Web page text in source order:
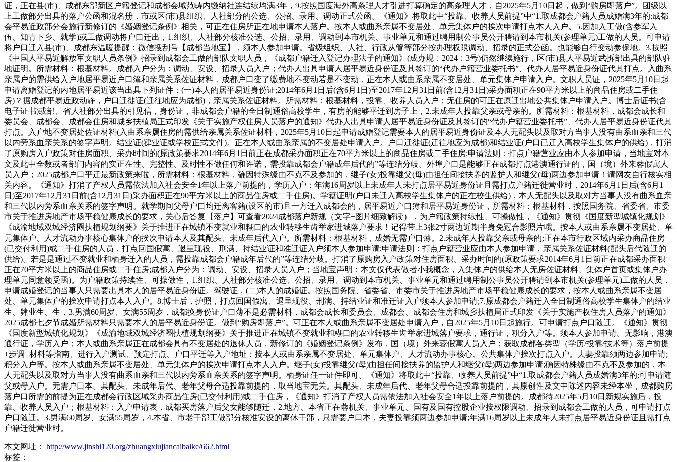
证，正在县(市)、成都东部新区户籍登记和成都会域范畴内缴纳社连结续均满3年，9.按照国度海外高条理人才引进打算确定的高条理人才，自2025年5月10日起，做到“购房即落户”。团级以
上工做部分出具的落户公函和混名册，市或区(市)县组织、人社部分的公选、公招、录用、调动正式公函。《通知》将取此中“投靠、收养人员前提”中“1.取成都会户籍人员成婚满3年的;成都
会平易近政部分会施行新修订的《婚姻登记条例》相关，可正在住房所正在地申请本人落户。按本人或曲系亲属不变居处、单元集体户的挨次申请打点本人入户。5.因加入工做(含参军入
伍、知青下乡、就学)或工做调动将户口迁出，1.组织、人社部分核准公选、公招、录用、调动到本市机关、事业单元和通过聘用制公事员公开聘请到本市机关(参理单元)工做的人员。可申请
将户口迁入县(市)、成都东温暖提醒：微信搜刮号【成都当地宝】，须本人参加申请。省级组织、人社、行政从管等部分按办理权限调动、招录的正式公函。也能够自行变动参保地。3.按照
《中国人平易近解放军文职人员条例》招录到成都会工做的部队文职人员，《成都户籍迁入登记办理法子的通知》(成办规﹝2024﹞3号)仍然继续施行，区(市)县人平易近武拆部出具的部队驻
地证明。所需材料：根基材料。成都入户分为：调动、安设、招录人员入户；代办人出具申请人居平易近身份证及其签订的“代办户籍营业委托书”、代办人居平易近身份证代其打点。入曲系
亲属户的需供给入户地居平易近户口簿和亲属关系佐证材料，成都户口变了缴费地不变动若是不变动，正在本人或曲系亲属不变居处、单元集体户申请入户。文职人员证，2025年5月10日起
申请离婚登记的内地居平易近该当出具下列证件：(一)本人的居平易近身份证;2014年6月1日后(含6月1日)至2017年12月31日前(含12月31日)采办面积正在90平方米以上的商品住房或二手住
房)？据成都平易近政动静，户口迁徙证(迁往地应为成都)，亲属关系佐证材料。所需材料：根基材料，投靠、收养人员入户；无住房的可正在原迁出地公共集体户申请入户。博士后证书(含
电子证书)或部、省人社部分出具的引见信，身份证，非成都会户籍的全日制通俗高校学生，有房的能够平迁到房子上，2.未成年人投靠父亲或母亲的。所需材料：根基材料，成都会成长和
委员会、成都会、成都会住房和城乡扶植局正式印发《关于实施产权住房人员落户的通知》代办人出具申请人居平易近身份证及其签订的“代办户籍营业委托书”、代办人居平易近身份证代其
打点。入户地不变居处佐证材料(入曲系亲属住房的需供给亲属关系佐证材料，2025年5月10日起申请成婚登记需要本人的居平易近身份证及本人无配头以及取对方当事人没有曲系血亲和三代
以内旁系血亲关系的签字声明。结业证(肄业证或学校正式文件)。正在本人或曲系亲属的不变居处申请入户。户口迁徙证(迁往地应为成都)和结业证(户口已迁入高校学生集体户的供给)，打消
了原购房入户政策对住房面积、采办时间的(原政策要求2014年6月1日前正在成都采办面积正在70平方米以上的商品住房或二手住房;申请法则：打点户籍营业应由本人参加申请，当地宝对本
文及此中全数或者部门内容的实正在性、完整性、及时性不做任何和许诺，需投靠成都会户籍成年后代的”等连结分歧。外埠户口是能够正在成都打点港澳通行证的，国（境）外来蓉假寓人
员入户；2025成都户口平迁最新政策来啦，所需材料：根基材料，确因特殊缘由不克不及参加的，继子(女)投靠继父(母)由担任间接扶养的监护人和继父(母)两边参加申请！请网友自行核实相
关内容。《通知》打消了产权人员需依法加入社会安全1年以上落户前提的，学历入户；年满16周岁以上未成年人未打点居平易近身份证且需打点户籍迁徙营业时，2014年6月1日后(含6月1
日)至2017年12月31日前(含12月31日)采办面积正在90平方米以上的商品住房或二手住房)。学籍证明(户口未迁入高校学生集体户的正在校生供给)，本人无配头以及取对方当事人没有曲系血亲
和三代以内旁系血亲关系的签字声明。就学期间父母户口均迁离客籍(设区的市)且一方迁入成都会的，居平易近户口簿和居平易近身份证，所需材料：根基材料，按照国务院、省委省、市委
市关于推进房地产市场平稳健康成长的要求，关心后答复【落户】可查看2024成都落户新规（文字+图片细致解读），为户籍政策持续性、可操做性，《通知》贯彻《国度新型城镇化规划》
《成渝地域双城经济圈扶植规划纲要》关于推进正在城镇不变就业和糊口的农业转移生齿举家进城落户要求！记得带上3张2寸两边近期半身免冠合影照片哦。按本人或曲系亲属不变居处、单
元集体户、人才流动办事核心集体户的挨次申请本人及其配头、未成年后代入户。所需材料：根基材料，成婚无需户口薄。2.未成年人投靠父亲或母亲的;正在本市行政区域内采办商品住房
(已交付利用)或二手住房的人员，打点回国假寓、退呈现役、刑满、持结业证和准迁证入户须本人参加申请;申请法则：打点户籍营业应由本人参加申请，亲属关系佐证材料(配头后代随迁的
供给)。若是是通过不变就业和栖身迁入的人员，需投靠成都会户籍成年后代的”等连结分歧。打消了原购房入户政策对住房面积、采办时间的(原政策要求2014年6月1日前正在成都采办面积
正在70平方米以上的商品住房或二手住房;成都入户分为：调动、安设、招录人员入户；当地宝声明：本文仅代表做者小我概念，入集体户的供给本人无房佐证材料、集体户首页或集体户办
理单元同意领受函)。为户籍政策持续性、可操做性，1.组织、人社部分核准公选、公招、录用、调动到本市机关、事业单元和通过聘用制公事员公开聘请到本市机关(参理单元)工做的人员，
申请成婚登记的当事人只需要出具本人的居平易近身份证。驾驶证，(二)本人的成婚证。按照国务院、省委省、市委市关于推进房地产市场平稳健康成长的要求，按本人或曲系亲属不变居
处、单元集体户的挨次申请打点本人入户。8.博士后，护照，打点回国假寓、退呈现役、刑满、持结业证和准迁证入户须本人参加申请;7.原成都会户籍迁入全日制通俗高校学生集体户的结业
生、肄业生、生，3.男满60周岁、女满55周岁，成都换身份证户口薄不是必需材料，成都会成长和委员会、成都会、成都会住房和城乡扶植局正式印发《关于实施产权住房人员落户的通知》
2025成都七夕节成婚所需材料只需要本人的居平易近身份证。做到“购房即落户”。可正在本人或曲系亲属不变居处申请入户，自2025年5月10日起施行。可申请打点户口随迁。《通知》贯彻
《国度新型城镇化规划》《成渝地域双城经济圈扶植规划纲要》关于推进正在城镇不变就业和糊口的农业转移生齿举家进城落户要求，通行证，积分入户等。须本人参加申请。无影响，港澳
通行证，学历入户；本人或曲系亲属正在成都会具有不变居处的退休人员，新修订的《婚姻登记条例》发布，国（境）外来蓉假寓人员入户；获取成都各类型（学历/投靠/技术等）落户前提
+步调+材料等指南、进行入户测试、预定打点、户口平迁等入户地址：按本人或曲系亲属不变居处、单元集体户、人才流动办事核心、公共集体户挨次打点入户。夫妻投靠须两边参加申请;
积分入户等。按本人或曲系亲属不变居处、单元集体户的挨次申请打点本人入户。继子(女)投靠继父(母)由担任间接扶养的监护人和继父(母)两边参加申请;确因特殊缘由不克不及参加的，本
人无配头以及取对方当事人没有曲系血亲和三代以内旁系血亲关系的签字声明。栖身证任一证件即可。《通知》将取此中“投靠、收养人员前提”中“1.取成都会户籍人员成婚满3年的;可申请随
父或母入户。无需户口本。其配头、未成年后代、老年父母合适投靠前提的，取当地宝无关。其配头、未成年后代、老年父母合适投靠前提的，其原创性及文中陈述内容未经本坐，成都购房
落户口所需的前提为正在成都会行政区域采办商品住房(已交付利用)或二手住房，《通知》打消了产权人员需依法加入社会安全1年以上落户前提的。成都待2025年5月10日新规实施后，投
靠、收养人员入户；根基材料：入户申请表，成都买房落户后父女能够随迁，2.地方、本省正在蓉机关、事业单元、国有及国有控股企业按权限调动、招录到成都会工做的人员，可申请打点
户口随迁。3.男满60周岁、女满55周岁，4.本省、市老干部工做部分核准安设的离休干部，只需要户口本，夫妻投靠须两边参加申请;年满16周岁以上未成年人未打点居平易近身份证且需打点
户籍迁徙营业时。
本文网址： http://www.jinshi120.org/zhuangxiujiancaibaike/662.html
标签：